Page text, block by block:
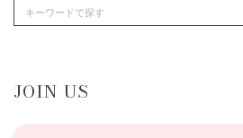
JOIN US